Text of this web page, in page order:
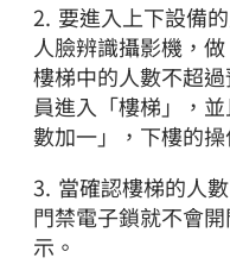
2. 要進入上下設備
人臉辨識攝影機，
樓梯中的人數不超
員進入「樓梯」，
數加一」，下樓的操
3. 當確認樓梯的人
門禁電子鎖就不會
示。